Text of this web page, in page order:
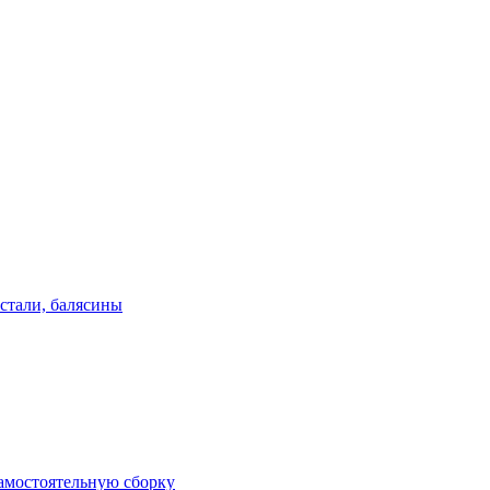
балясины
сборку